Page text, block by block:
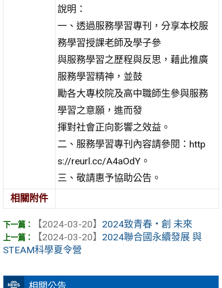
說明：
一、透過服務學習專刊，分享本校服
務學習授課老師及學子參
與服務學習之歷程與反思，藉此推廣
服務學習精神，並鼓
勵各大專校院及高中職師生參與服務
學習之意願，進而發
揮對社會正向影響之效益。
二、服務學習專刊內容請參閱：http
s://reurl.cc/A4aOdY。
三、敬請惠予協助公告。
相關附件
【2024-03-20】 2024致青春‧創 未來
【2024-03-20】 2024聯合國永續發展 與
STEAM科學夏令營